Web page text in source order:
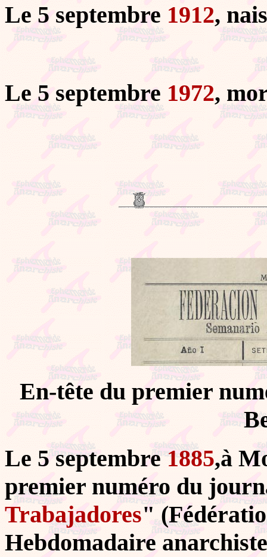
Le 5 septembre 1912,
Le 5 septembre 1972,
En-tête du premier
Le 5 septembre1885,à
premier numéro du
Trabajadores"
Hebdomadaire